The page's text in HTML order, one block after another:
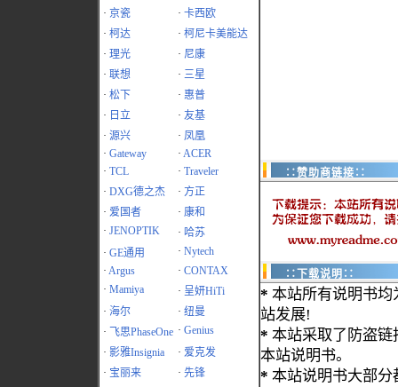
· 京瓷 · 卡西欧
· 柯达 · 柯尼卡美能达
· 理光 · 尼康
· 联想 · 三星
· 松下 · 惠普
· 日立 · 友基
· 源兴 · 凤凰
· Gateway · ACER
· TCL · Traveler
· DXG德之杰 · 方正
· 爱国者 · 康和
· JENOPTIK · 哈苏
· GE通用 · Nytech
· Argus · CONTAX
· Mamiya · 呈妍HiTi
· 海尔 · 纽曼
·
飞思PhaseOne · Genius
· 影雅Insignia · 爱克发
· 宝丽来 · 先锋
∷赞助商链接∷
∷下载说明∷
* 本站所有说明书均
站发展!
* 本站采取了防盗链
本站说明书。
* 本站说明书大部分